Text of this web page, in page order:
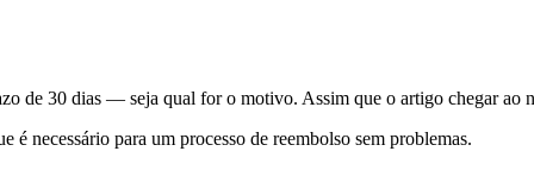
de 30 dias — seja qual for o motivo. Assim que o artigo chegar ao
é necessário para um processo de reembolso sem problemas.